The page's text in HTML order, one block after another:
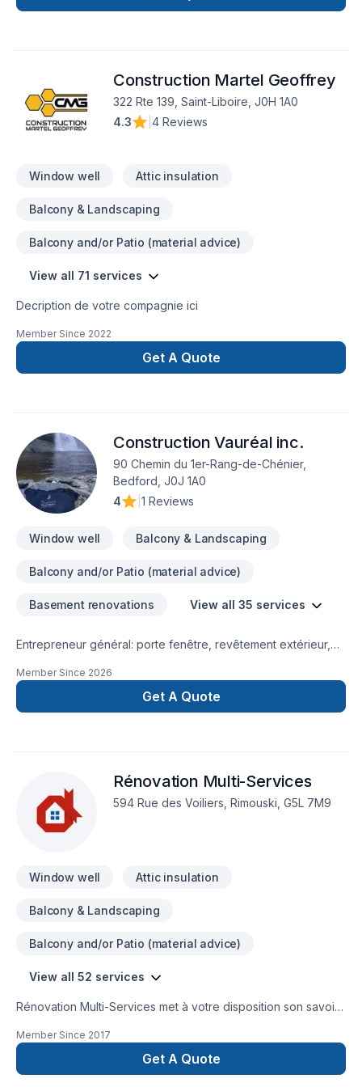
Construction Martel Geoffrey
322 Rte 139, Saint-Liboire, J0H 1A0
4.3
4 Reviews
Window well Attic insulation
Balcony & Landscaping
Balcony and/or Patio (material advice)
View all 71 services
Decription de votre compagnie ici
Member Since 2022
Get A Quote
Construction Vauréal inc.
90 Chemin du 1er-Rang-de-Chénier,
Bedford, J0J 1A0
4
1 Reviews
Window well Balcony & Landscaping
Balcony and/or Patio (material advice)
Basement renovations View all 35 services
Entrepreneur général: porte fenêtre, revêtement extérieur,
excavation, Béton
Member Since 2026
Get A Quote
Rénovation Multi-Services
594 Rue des Voiliers, Rimouski, G5L 7M9
Window well Attic insulation
Balcony & Landscaping
Balcony and/or Patio (material advice)
View all 52 services
Rénovation Multi-Services met à votre disposition son savoir-
Calfeutrage, Carrelage, Clôture, Crépis, Cuisine, Démolition,
Escalier et rampe, Fissures, Foyer et poêle, Gouttières,
Gypse, Insonorisation, Isolation, Isolation entre-toît, Isolation
Member Since 2017
Get A Quote